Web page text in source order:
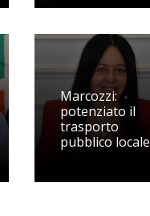
Marcozzi:
potenziato il
trasporto
pubblico locale